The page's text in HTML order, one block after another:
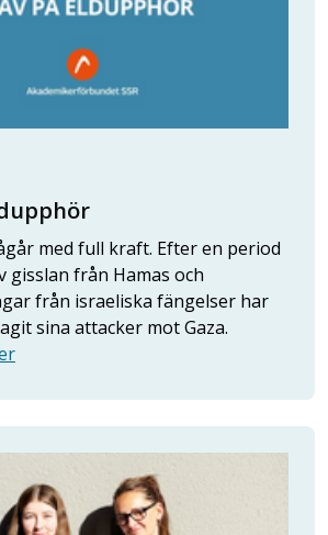
med full kraft. Efter en period
gisslan från Hamas och
från israeliska fängelser har
sina attacker mot Gaza.